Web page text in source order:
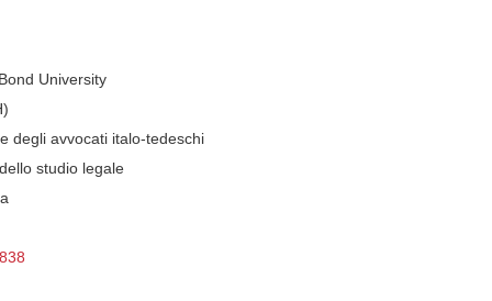
University
degli avvocati italo-tedeschi
studio legale